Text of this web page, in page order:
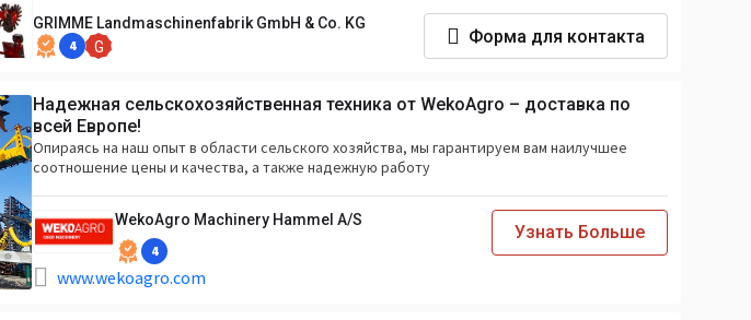
GRIMME Landmaschinenfabrik GmbH & Co. KG
4 G
Форма для контакта
Надежная сельскохозяйственная техника от WekoAgro – доставка по
всей Европе!
Опираясь на наш опыт в области сельского хозяйства, мы гарантируем вам наилучшее
соотношение цены и качества, а также надежную работу
WekoAgro Machinery Hammel A/S
4
www.wekoagro.com
Узнать Больше